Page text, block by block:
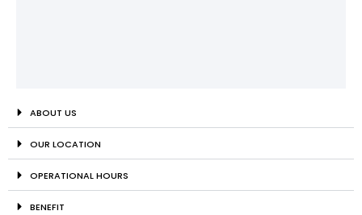
ABOUT US
OUR LOCATION
OPERATIONAL HOURS
BENEFIT